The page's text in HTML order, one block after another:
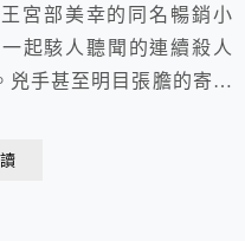
宮部美幸的同名暢銷小
起駭人聽聞的連續殺人
兇手甚至明目張膽的寄錄